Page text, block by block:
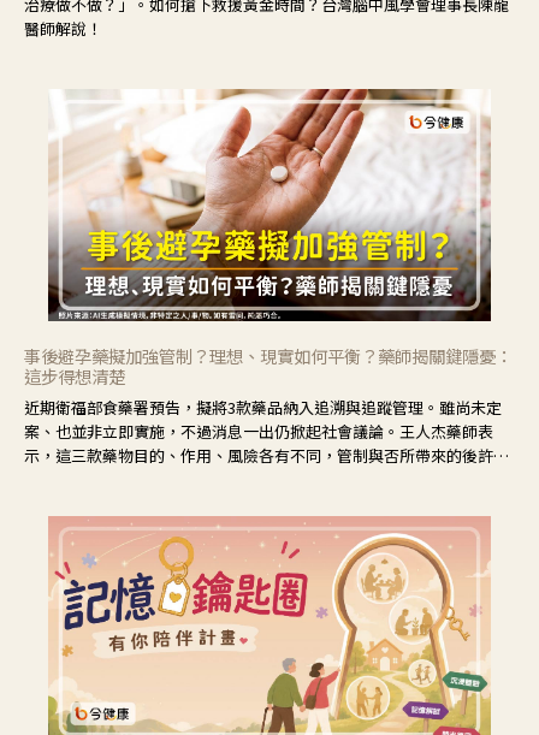
醫師解說！
事後避孕藥擬加強管制？理想、現實如何平衡？藥師揭關鍵隱憂：
這步得想清楚
近期衛福部食藥署預告，擬將3款藥品納入追溯與追蹤管理。雖尚未定
案、也並非立即實施，不過消息一出仍掀起社會議論。王人杰藥師表
示，這三款藥物目的、作用、風險各有不同，管制與否所帶來的後許影